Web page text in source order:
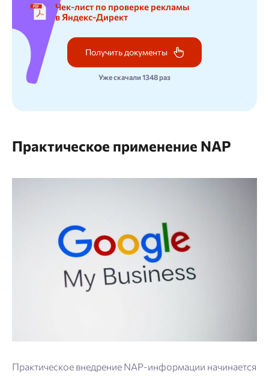
Чек-лист по проверке рекламы
в Яндекс-Директ
Получить документы
Уже скачали 1348 раз
Практическое применение NAP
Практическое внедрение NAP-информации начинается